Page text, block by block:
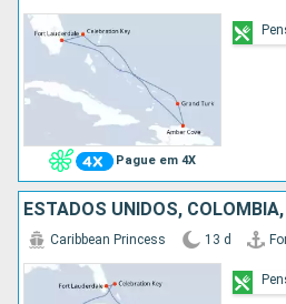
Pague em 4X
Caribbean Princess 13 d